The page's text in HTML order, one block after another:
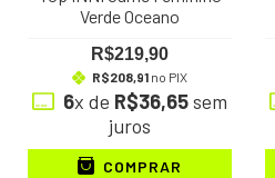
Verde Oceano
R$219,90
R$208,91 no PIX
6x de R$36,65sem
juros
COMPRAR